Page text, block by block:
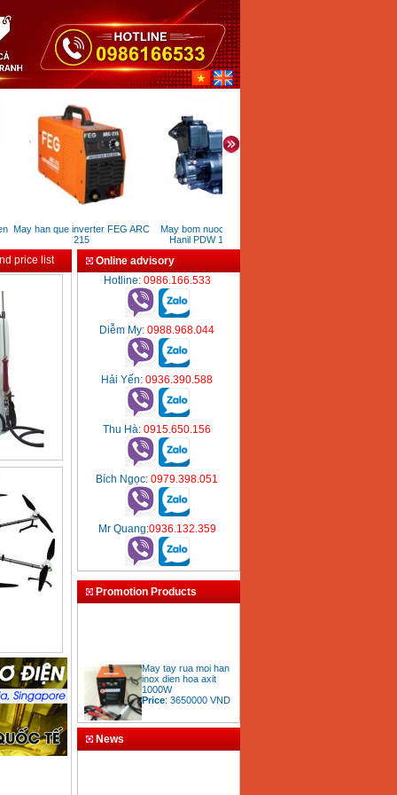
May han que inverter FEG ARC
215
May bom nuoc chan khong
Hanil PDW 132 (125W)
price list
Online advisory
Hotline: 0986.166.533
Diễm My: 0988.968.044
Hải Yến: 0936.390.588
Thu Hà: 0915.650.156
Bích Ngọc: 0979.398.051
Mr Quang:0936.132.359
Promotion Products
inox dien hoa axit
1000W
Price:3650000
News